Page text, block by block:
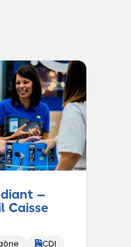
–
Caisse
CDI